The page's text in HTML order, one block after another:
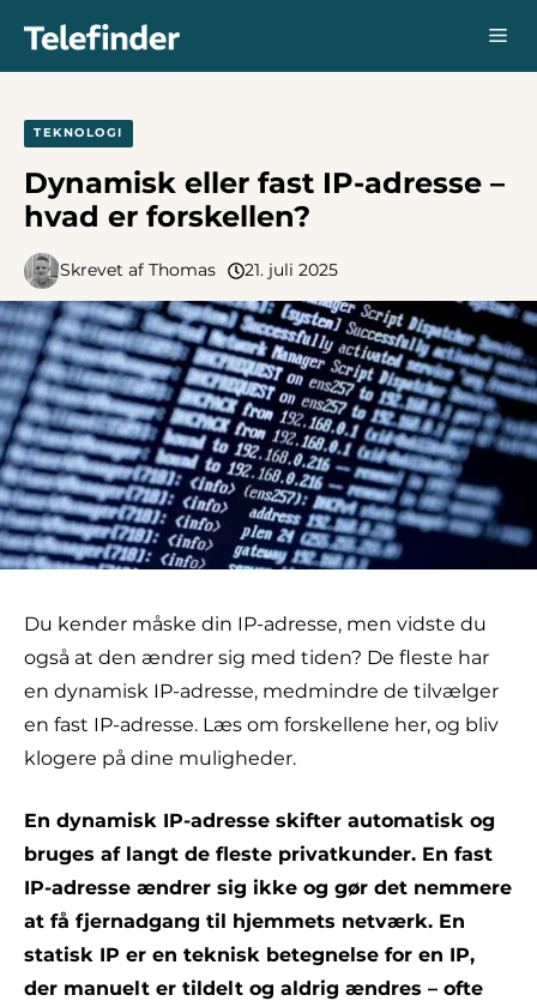
TEKNOLOGI
Dynamisk eller fast IP-adresse –
hvad er forskellen?
Skrevet af Thomas 21. juli 2025
Du kender måske din IP-adresse, men vidste du
også at den ændrer sig med tiden? De fleste har
en dynamisk IP-adresse, medmindre de tilvælger
en fast IP-adresse. Læs om forskellene her, og bliv
klogere på dine muligheder.
En dynamisk IP-adresse skifter automatisk og
bruges af langt de fleste privatkunder. En fast
IP-adresse ændrer sig ikke og gør det nemmere
at få fjernadgang til hjemmets netværk. En
statisk IP er en teknisk betegnelse for en IP,
der manuelt er tildelt og aldrig ændres – ofte